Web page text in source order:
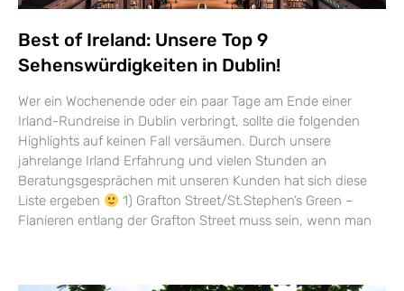
Best of Ireland: Unsere Top 9
Sehenswürdigkeiten in Dublin!
Wer ein Wochenende oder ein paar Tage am Ende einer
Irland-Rundreise in Dublin verbringt, sollte die folgenden
Highlights auf keinen Fall versäumen. Durch unsere
jahrelange Irland Erfahrung und vielen Stunden an
Beratungsgesprächen mit unseren Kunden hat sich diese
Liste ergeben
1) Grafton Street/St.Stephen’s Green –
Flanieren entlang der Grafton Street muss sein, wenn man